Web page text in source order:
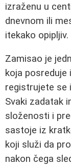
izraženu u
dnevnom ili
itekako opipljiv.
Zamisao je
koja posreduje
registrujete se
Svaki zadatak
složenosti i
sastoje iz
koji služi da
nakon čega